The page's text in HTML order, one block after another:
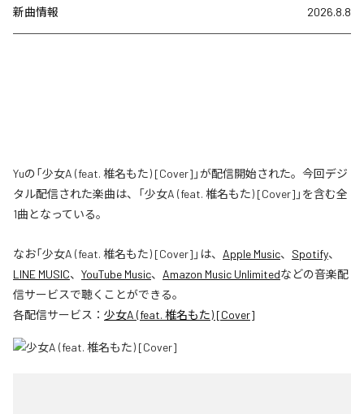
新曲情報 2026.8.8
Yuの「少女A (feat. 椎名もた) [Cover]」が配信開始された。今回デジ
タル配信された楽曲は、「少女A (feat. 椎名もた) [Cover]」を含む全
1曲となっている。
なお「少女A (feat. 椎名もた) [Cover] 」は、 Apple Music、 Spotify、
LINE MUSIC、 YouTube Music、 Amazon Music Unlimitedなどの音楽配
信サービスで聴くことができる。
各配信サービス： 少女A (feat. 椎名もた) [Cover]